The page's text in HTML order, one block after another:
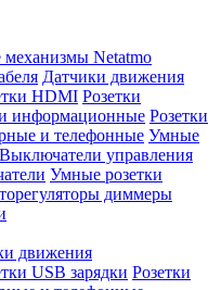
Netatmo
Датчики движения
HDMI Розетки
информационные Розетки
и телефонные Умные
Выключатели управления
Умные розетки
диммеры
движения
USB зарядки Розетки